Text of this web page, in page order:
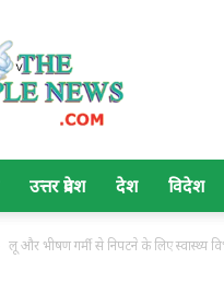
Ample
News
उत्तर प्रदेश देश विदेश
लू और भीषण गर्मी से निपटने के लिए स्वास्थ्य